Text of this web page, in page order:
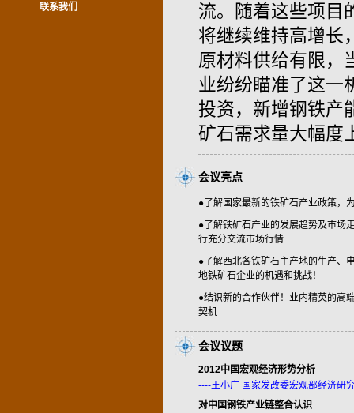
联系我们
流。随着这些项目
将继续维持高增长
原材料供给有限，
业纷纷瞄准了这一
投资，新增钢铁产
矿石需求量大幅度
会议亮点
●了解国家最新的铁矿石产业政策，
●了解铁矿石产业的发展趋势及市场
行充分交流市场行情
●了解西北各铁矿石主产地的生产、
地铁矿石企业的机遇和挑战！
●结识新的合作伙伴！业内精英的高
契机
会议议题
2012中国宏观经济形势分析
----王小广 国家发改委宏观部经济研
对中国钢铁产业链整合认识